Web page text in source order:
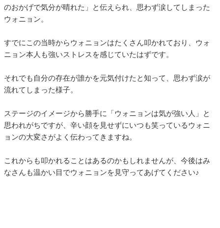
のおかげで気分が晴れた」と伝えられ、思わず涙してしまった
ウォニョン。
すでにこの当時からウォニョンはたくさん叩かれており、ウォ
ニョン本人も強いストレスを感じていたはずです。
それでも自分の存在が誰かを元気付けたと知って、思わず涙が
流れてしまった様子。
ステージのイメージから勝手に「ウォニョンは気が強い人」と
思われがちですが、辛い顔を見せずにいつも笑っているウォニ
ョンの大変さがよく伝わってきますね。
これからも叩かれることはあるのかもしれませんが、今後はみ
なさんも温かい目でウォニョンを見守ってあげてください♪